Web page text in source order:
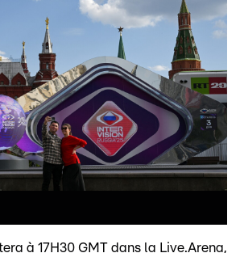
à 17H30 GMT dans la Live.Arena,